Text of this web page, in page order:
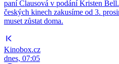
paní Clausová v podání Kristen
českých kinech zakusíme od 3.
muset zůstat doma.
Kinobox.cz
dnes, 07:05